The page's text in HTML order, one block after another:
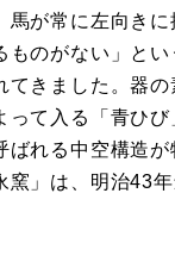
馬が常に左向きに
ものがない」とい
てきました。器の
って入る「青ひ
ばれる中空構造
窯」は、明治43